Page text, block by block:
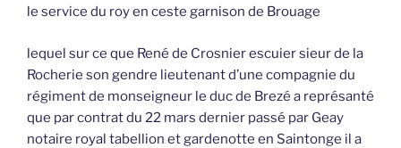
le service du roy en ceste garnison de Brouage
lequel sur ce que René de Crosnier escuier sieur de la
Rocherie son gendre lieutenant d’une compagnie du
régiment de monseigneur le duc de Brezé a représanté
que par contrat du 22 mars dernier passé par Geay
notaire royal tabellion et gardenotte en Saintonge il a